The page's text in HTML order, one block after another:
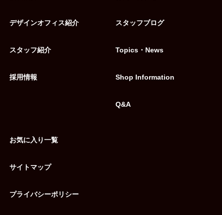
デザインオフィス紹介
スタッフ紹介
採用情報
スタッフブログ
Topics・News
Shop Information
Q&A
お気に入り一覧
サイトマップ
プライバシーポリシー